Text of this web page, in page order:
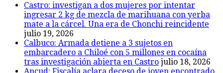
Castro: investigan a dos mujeres por intentar
ingresar 2 kg de mezcla de marihuana con yerba
mate a la cárcel. Una era de Chonchi reincidente
julio 19, 2026
Calbuco: Armada detiene a 3 sujetos en
embarcadero a Chiloé con 5 millones en cocaína
tras investigación abierta en Castro julio 18, 2026